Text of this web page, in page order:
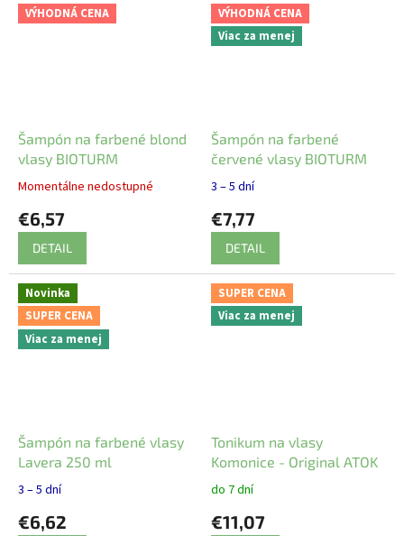
VÝHODNÁ CENA
Šampón na farbené blond
vlasy BIOTURM
Momentálne nedostupné
€6,57
DETAIL
VÝHODNÁ CENA
Viac za menej
Šampón na farbené
červené vlasy BIOTURM
3 – 5 dní
€7,77
DETAIL
Novinka
SUPER CENA
Viac za menej
Šampón na farbené vlasy
Lavera 250 ml
3 – 5 dní
€6,62
SUPER CENA
Viac za menej
Tonikum na vlasy
Komonice - Original ATOK
do 7 dní
€11,07